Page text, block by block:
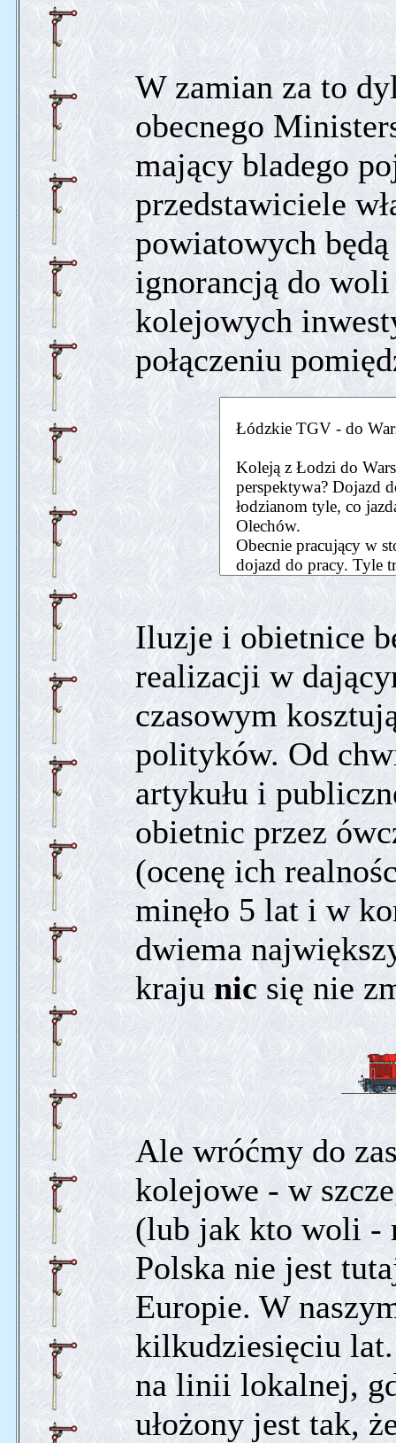
W zamian za to
obecnego
mający bladego
przedstawiciele
powiatowych
ignorancją do
kolejowych
połączeniu
Iluzje i obietnice
realizacji w
czasowym
polityków. Od
artykułu i
obietnic przez
(ocenę ich
minęło 5 lat i w
dwiema
krajunic się nie
Ale wróćmy do
kolejowe - w
(lub jak kto woli -
Polska nie jest
Europie. W
kilkudziesięciu
na linii lokalnej,
ułożony jest tak,